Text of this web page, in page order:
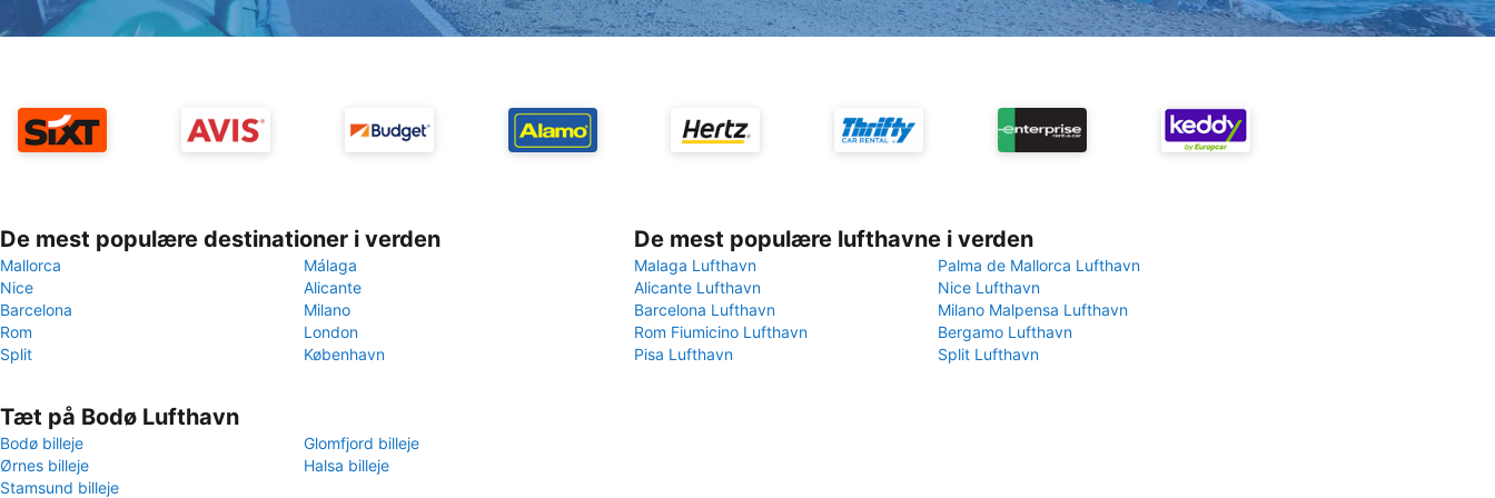
De mest populære destinationer i verden
Mallorca
Málaga
Nice
Alicante
Barcelona
Milano
Rom
London
Split
København
De mest populære lufthavne i verden
Malaga Lufthavn
Palma de Mallorca Lufthavn
Alicante Lufthavn
Nice Lufthavn
Barcelona Lufthavn
Milano Malpensa Lufthavn
Rom Fiumicino Lufthavn
Bergamo Lufthavn
Pisa Lufthavn
Split Lufthavn
Tæt på Bodø Lufthavn
Bodø billeje
Glomfjord billeje
Ørnes billeje
Halsa billeje
Stamsund billeje